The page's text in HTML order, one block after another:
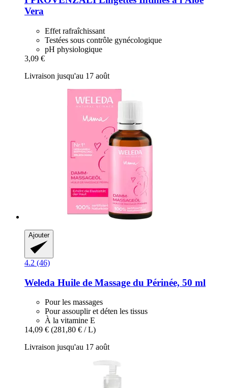
Vera
Effet rafraîchissant
Testées sous contrôle gynécologique
pH physiologique
3,09 €
Livraison jusqu'au 17 août
Ajouter
4.2 (46)
Weleda Huile de Massage du Périnée, 50 ml
Pour les massages
Pour assouplir et déten les tissus
À la vitamine E
14,09 € (281,80 € / L)
Livraison jusqu'au 17 août